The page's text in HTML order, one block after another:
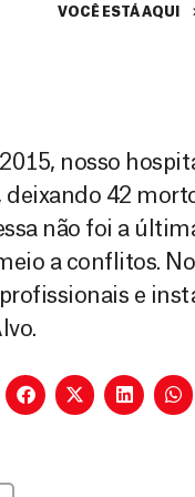
VOCÊ ESTÁ AQUI
nosso
deixando 42
não foi a
a conflitos.
e